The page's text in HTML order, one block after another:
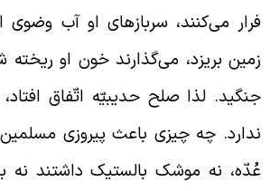
می‌کنند، سربازهای او آب وضوی
بریزد، می‌گذارند خون او ریخته
لذا صلح حدیبیّه اتّفاق افتاد،
چه چیزی باعث پیروزی
نه موشک بالستیک داشتند نه